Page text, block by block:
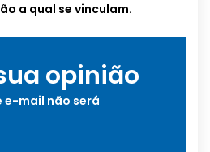
a qual se vinculam.
opinião
e-mail não será